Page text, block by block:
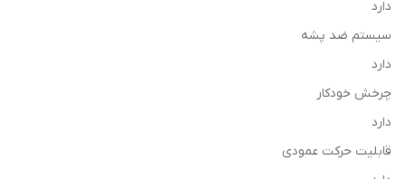
دارد
سیستم ضد پشه
دارد
چرخش خودکار
دارد
قابلیت حرکت عمودی